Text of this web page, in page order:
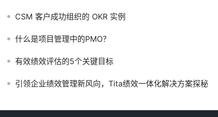
CSM 客户成功组织的 OKR 实例
什么是项目管理中的PMO？
有效绩效评估的5个关键目标
引领企业绩效管理新风向，Tita绩效一体化解决方案探秘